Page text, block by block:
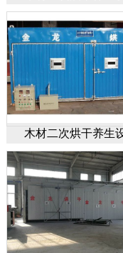
木材二次烘干养生